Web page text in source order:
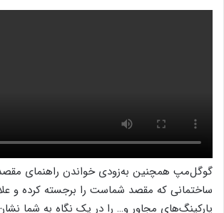
گوگل‌مپ همچنین به‌زودی خواندن راهنمای
ساختمانی که مقصد شماست را برجسته کرده و
پارکینگ‌های مجاور و… را در یک نگاه به شما